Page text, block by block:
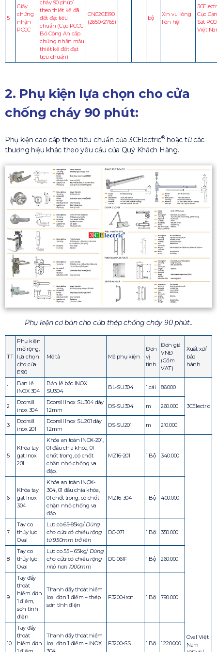
5
Giấy
chứng
nhận
PCCC
cháy 90 phút/
theo thiết kế đã
đốt đạt tiêu
chuẩn (Cục PCCC
Bộ Công An cấp
chứng nhận mẫu
thiết kế đốt đạt
tiêu chuẩn)
CNC2CEI90
(2650×2765)
bộ
Xin vui lòng
liên hệ!
Cục
Sát
Việt
2. Phụ kiện lựa chọn cho cửa
chống cháy 90 phút:
Phụ kiện cao cấp theo tiêu chuẩn của 3CElectric®hoặc từ các
thương hiệu khác theo yêu cầu của Quý Khách Hàng.
Phụ kiện cơ bản cho cửa thép chống cháy 90 phút..
TT
Phụ kiện
mở rộng,
lựa chọn
cho cửa
EI90
Mô tả Mã phụ kiện
Đơn
vị
tính
Đơn giá
VNĐ
(Gồm
VAT)
Xuất xứ/
bảo
hành
1
Bản lề
INOX 304
Bản lề bậc INOX
SU304
BL-SU304 1 cái 86.000
3CElectric
2
Doorsill
inox 304
Doorsill Inox SU304 dày
1.2mm
DS-SU304 m 260.000
3
Doorsill
inox 201
Doorsill Inox SU201 dày
1.2mm
DS-SU201 m 210.000
5
Khóa tay
gạt Inox
201
Khóa an toàn INOX-201,
01 đầu chìa khóa, 01
chốt trong, có chốt
chặn nhỏ chống va
đập.
MZ16-201 1 Bộ 340.000
Oval Việt
Nam
6
Khóa tay
gạt Inox
304
Khóa an toàn INOX-
304, 01 đầu chìa khóa,
01 chốt trong, có chốt
chặn nhỏ chống va
đập.
MZ16-304 1 Bộ 400.000
7
Tay co
thủy lực
Oval
Lực co 65-85kg/Dùng
cho cửa có chiều rộng
từ 950mm trở lên
DC-071 1 Bộ 350.000
8
Tay co
thủy lực
Oval
Lực co 55 – 65kg/ Dùng
cho cửa có chiều rộng
nhỏ hơn 1000mm
DC-061F 1 Bộ 260.000
9
Tay đẩy
thoát
hiểm đơn
1 điểm,
sơn tĩnh
điện
Thanh đẩy thoát hiểm
loại đơn 1 điểm – thép
sơn tĩnh điện
F3200-Iron 1 Bộ 790.000
10
Tay đẩy
thoát
hiểm đơn
Thanh đẩy thoát hiểm
loại đơn 1 điểm – INOX
F3200-SS 1 Bộ 1.220.000